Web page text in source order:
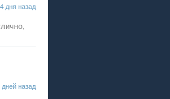
дня назад
дней назад